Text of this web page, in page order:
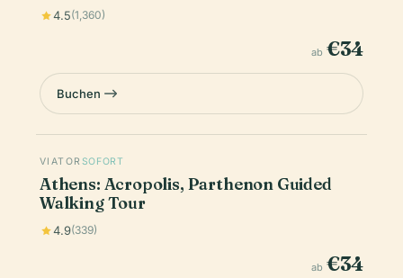
4.5(1,360)
ab €34
Buchen
VIATOR SOFORT
Athens: Acropolis, Parthenon Guided
Walking Tour
4.9(339)
ab €34